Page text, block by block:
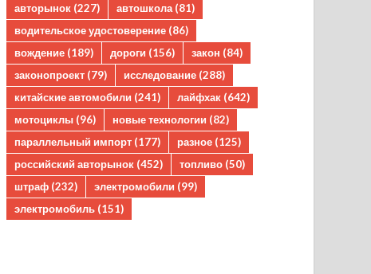
авторынок (227) автошкола (81)
водительское удостоверение (86)
вождение (189) дороги (156) закон (84)
законопроект (79) исследование (288)
китайские автомобили (241) лайфхак (642)
мотоциклы (96) новые технологии (82)
параллельный импорт (177) разное (125)
российский авторынок (452) топливо (50)
штраф (232) электромобили (99)
электромобиль (151)